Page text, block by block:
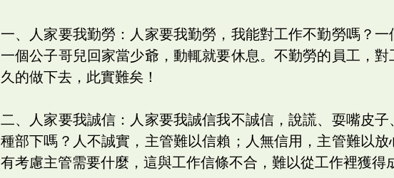
一、人家要我勤勞：人家要我勤勞，我能對工作不勤勞嗎？
一個公子哥兒回家當少爺，動輒就要休息。不勤勞的員工，
久的做下去，此實難矣！
二、人家要我誠信：人家要我誠信我不誠信，說謊、耍嘴皮
種部下嗎？人不誠實，主管難以信賴；人無信用，主管難以
有考慮主管需要什麼，這與工作信條不合，難以從工作裡獲得